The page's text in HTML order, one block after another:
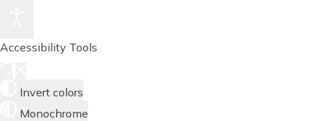
Accessibility Tools
Invert colors
Monochrome